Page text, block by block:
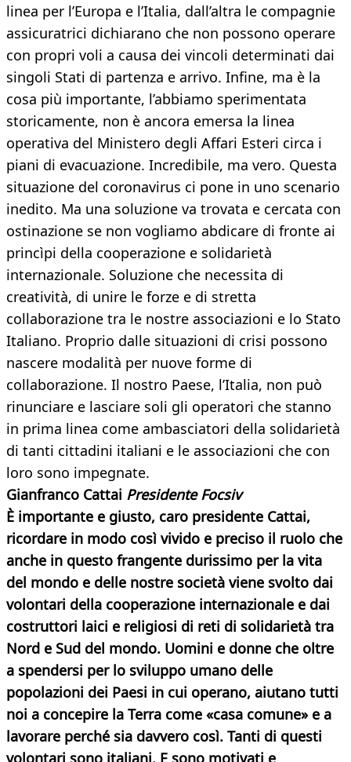
linea per l’Europa e l’Italia, dall’altra le compagnie
assicuratrici dichiarano che non possono operare
con propri voli a causa dei vincoli determinati dai
singoli Stati di partenza e arrivo. Infine, ma è la
cosa più importante, l’abbiamo sperimentata
storicamente, non è ancora emersa la linea
operativa del Ministero degli Affari Esteri circa i
piani di evacuazione. Incredibile, ma vero. Questa
situazione del coronavirus ci pone in uno scenario
inedito. Ma una soluzione va trovata e cercata con
ostinazione se non vogliamo abdicare di fronte ai
princìpi della cooperazione e solidarietà
internazionale. Soluzione che necessita di
creatività, di unire le forze e di stretta
collaborazione tra le nostre associazioni e lo Stato
Italiano. Proprio dalle situazioni di crisi possono
nascere modalità per nuove forme di
collaborazione. Il nostro Paese, l’Italia, non può
rinunciare e lasciare soli gli operatori che stanno
in prima linea come ambasciatori della solidarietà
di tanti cittadini italiani e le associazioni che con
loro sono impegnate.
Gianfranco Cattai Presidente Focsiv
È importante e giusto, caro presidente Cattai,
ricordare in modo così vivido e preciso il ruolo che
anche in questo frangente durissimo per la vita
del mondo e delle nostre società viene svolto dai
volontari della cooperazione internazionale e dai
costruttori laici e religiosi di reti di solidarietà tra
Nord e Sud del mondo. Uomini e donne che oltre
a spendersi per lo sviluppo umano delle
popolazioni dei Paesi in cui operano, aiutano tutti
noi a concepire la Terra come «casa comune» e a
lavorare perché sia davvero così. Tanti di questi
volontari sono italiani. E sono motivati e